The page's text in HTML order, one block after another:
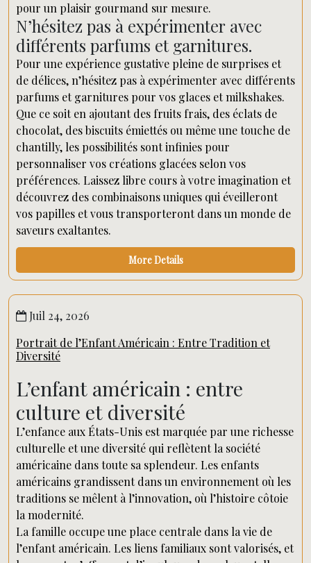
pour un plaisir gourmand sur mesure.
N’hésitez pas à expérimenter avec
différents parfums et garnitures.
Pour une expérience gustative pleine de surprises et
de délices, n’hésitez pas à expérimenter avec différents
parfums et garnitures pour vos glaces et milkshakes.
Que ce soit en ajoutant des fruits frais, des éclats de
chocolat, des biscuits émiettés ou même une touche de
chantilly, les possibilités sont infinies pour
personnaliser vos créations glacées selon vos
préférences. Laissez libre cours à votre imagination et
découvrez des combinaisons uniques qui éveilleront
vos papilles et vous transporteront dans un monde de
saveurs exaltantes.
More Details
Juil 24, 2026
Portrait de l’Enfant Américain : Entre Tradition et
Diversité
L’enfant américain : entre
culture et diversité
L’enfance aux États-Unis est marquée par une richesse
culturelle et une diversité qui reflètent la société
américaine dans toute sa splendeur. Les enfants
américains grandissent dans un environnement où les
traditions se mêlent à l’innovation, où l’histoire côtoie
la modernité.
La famille occupe une place centrale dans la vie de
l’enfant américain. Les liens familiaux sont valorisés, et